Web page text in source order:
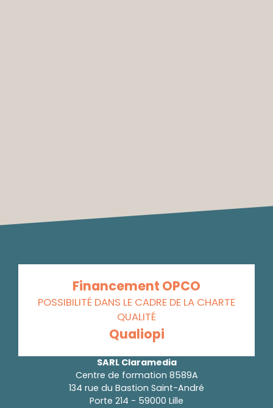
Financement OPCO
POSSIBILITÉ DANS LE CADRE DE LA CHARTE
QUALITÉ
Qualiopi
SARL Claramedia
Centre de formation 8589A
134 rue du Bastion Saint-André
Porte 214 - 59000 Lille